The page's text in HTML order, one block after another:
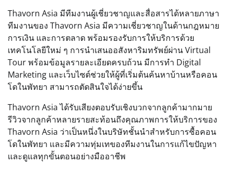
Thavorn Asia มีทีมงานผู้เชี่ยวชาญและสื่อสารได้หลายภาษา
ทีมงานของ Thavorn Asia มีความเชี่ยวชาญในด้านกฎหมาย
การเงิน และการตลาด พร้อมรองรับการให้บริการด้วย
เทคโนโลยีใหม่ ๆ การนำเสนออสังหาริมทรัพย์ผ่าน Virtual
Tour พร้อมข้อมูลรายละเอียดครบถ้วน มีการทำ Digital
Marketing และเว็บไซต์ช่วยให้ผู้ที่เริ่มต้นค้นหาบ้านหรือคอน
โดในพัทยา สามารถตัดสินใจได้ง่ายขึ้น
Thavorn Asia ได้รับเสียงตอบรับเชิงบวกจากลูกค้ามากมาย
รีวิวจากลูกค้าหลายรายสะท้อนถึงคุณภาพการให้บริการของ
Thavorn Asia ว่าเป็นหนึ่งในบริษัทชั้นนำสำหรับการซื้อคอน
โดในพัทยา และมีความทุ่มเทของทีมงานในการแก้ไขปัญหา
และดูแลทุกขั้นตอนอย่างมืออาชีพ